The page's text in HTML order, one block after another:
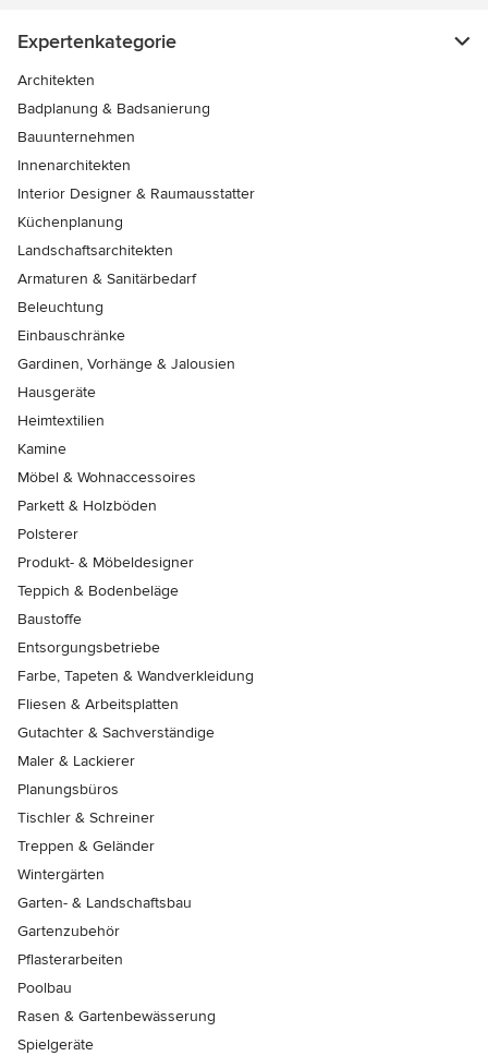
Expertenkategorie
Architekten
Badplanung & Badsanierung
Bauunternehmen
Innenarchitekten
Interior Designer & Raumausstatter
Küchenplanung
Landschaftsarchitekten
Armaturen & Sanitärbedarf
Beleuchtung
Einbauschränke
Gardinen, Vorhänge & Jalousien
Hausgeräte
Heimtextilien
Kamine
Möbel & Wohnaccessoires
Parkett & Holzböden
Polsterer
Produkt- & Möbeldesigner
Teppich & Bodenbeläge
Baustoffe
Entsorgungsbetriebe
Farbe, Tapeten & Wandverkleidung
Fliesen & Arbeitsplatten
Gutachter & Sachverständige
Maler & Lackierer
Planungsbüros
Tischler & Schreiner
Treppen & Geländer
Wintergärten
Garten- & Landschaftsbau
Gartenzubehör
Pflasterarbeiten
Poolbau
Rasen & Gartenbewässerung
Spielgeräte